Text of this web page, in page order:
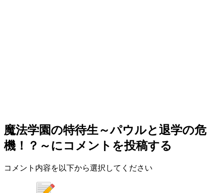
魔法学園の特待生～パウルと退学の危
機！？～ にコメントを投稿する
コメント内容を以下から選択してください